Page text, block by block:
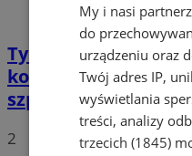
Tychy: Bitcoiny i
koronawirusem.
szpitala
2
My i nasi
do
urządzeniu oraz
Twój adres IP,
wyświetlania
treści, analizy
trzecich (1845)